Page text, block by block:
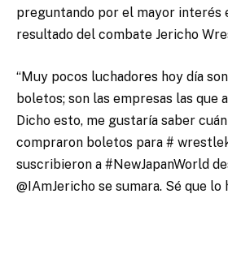
preguntando por el mayor interés
resultado del combate Jericho
“Muy pocos luchadores hoy día
boletos; son las empresas las que
Dicho esto, me gustaría saber
compraron boletos para #
suscribieron a #NewJapanWorld
@IAmJericho se sumara. Sé que lo